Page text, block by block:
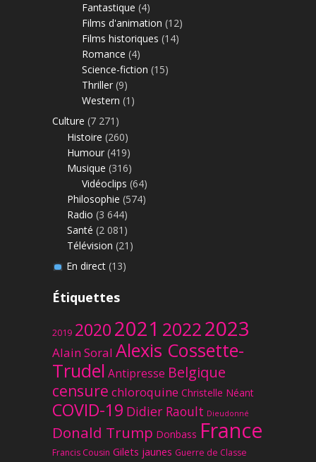
Fantastique (4)
Films d'animation (12)
Films historiques (14)
Romance (4)
Science-fiction (15)
Thriller (9)
Western (1)
Culture (7 271)
Histoire (260)
Humour (419)
Musique (316)
Vidéoclips (64)
Philosophie (574)
Radio (3 644)
Santé (2 081)
Télévision (21)
En direct(13)
Étiquettes
2019 20202021 20222023
Alain Soral Alexis Cossette-
Trudel Antipresse Belgique
censure chloroquine Christelle Néant
COVID-19 Didier Raoult Dieudonné
Donald Trump Donbass France
Francis Cousin Gilets jaunes Guerre de Classe